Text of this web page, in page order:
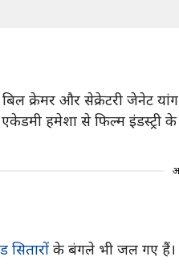
क्रेमर और सेक्रेटरी जेनेट
हमेशा से फिल्म
सितारों के बंगले भी जल गए हैं।